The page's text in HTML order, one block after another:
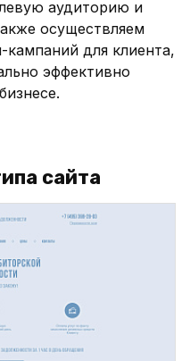
аудиторию и
осуществляем
для клиента,
эффективно
сайта